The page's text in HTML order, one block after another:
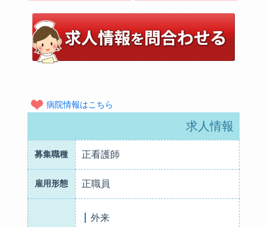
病院情報はこちら
求人情報
募集職種 正看護師
雇用形態 正職員
外来